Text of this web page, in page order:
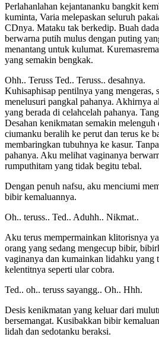
Perlahanlahan kejantananku bangkit
kuminta, Varia melepaskan seluruh
CDnya. Mataku tak berkedip. Buah
berwarna putih mulus dengan puting
menantang untuk kulumat.
yang semakin bengkak.
Ohh.. Teruss Ted.. Teruss.. desahnya.
Kuhisaphisap pentilnya yang mengeras,
menelusuri pangkal pahanya. Akhirnya
yang berada di celahcelah pahanya.
Desahan kenikmatan semakin
ciumanku beralih ke perut dan terus ke
membaringkan tubuhnya ke kasur.
pahanya. Aku melihat vaginanya
rumputhitam yang tidak begitu tebal.
Dengan penuh nafsu, aku menciumi
bibir kemaluannya.
Oh.. teruss.. Ted.. Aduhh.. Nikmat..
Aku terus mempermainkan klitorisnya
orang yang sedang mengecup bibir,
vaginanya dan kumainkan lidahku yang
kelentitnya seperti ular cobra.
Ted.. oh.. teruss sayangg.. Oh.. Hhh.
Desis kenikmatan yang keluar dari
bersemangat. Kusibakkan bibir
lidah dan sedotanku beraksi.